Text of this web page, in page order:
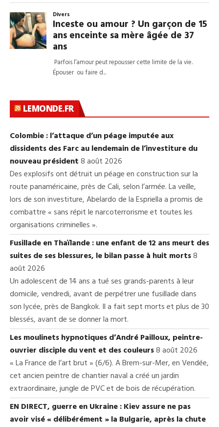
LEMONDE.FR
Colombie : l’attaque d’un péage imputée aux
dissidents des Farc au lendemain de l’investiture du
nouveau président8 août 2026
Des explosifs ont détruit un péage en construction sur la
route panaméricaine, près de Cali, selon l’armée. La veille,
lors de son investiture, Abelardo de la Espriella a promis de
combattre « sans répit le narcoterrorisme et toutes les
organisations criminelles ».
Fusillade en Thaïlande : une enfant de 12 ans meurt des
suites de ses blessures, le bilan passe à huit morts8
août 2026
Un adolescent de 14 ans a tué ses grands-parents à leur
domicile, vendredi, avant de perpétrer une fusillade dans
son lycée, près de Bangkok. Il a fait sept morts et plus de 30
blessés, avant de se donner la mort.
Les moulinets hypnotiques d’André Pailloux, peintre-
ouvrier disciple du vent et des couleurs8 août 2026
« La France de l’art brut » (6/6). A Brem-sur-Mer, en Vendée,
cet ancien peintre de chantier naval a créé un jardin
extraordinaire, jungle de PVC et de bois de récupération.
EN DIRECT, guerre en Ukraine : Kiev assure ne pas
avoir visé « délibérément » la Bulgarie, après la chute